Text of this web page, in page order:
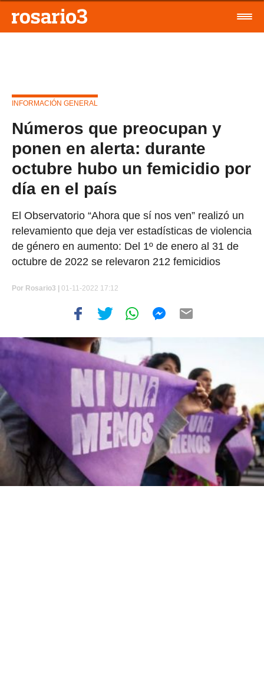
INFORMACIÓN GENERAL
Números que preocupan y
ponen en alerta: durante
octubre hubo un femicidio por
día en el país
El Observatorio “Ahora que sí nos ven” realizó un
relevamiento que deja ver estadísticas de violencia
de género en aumento: Del 1º de enero al 31 de
octubre de 2022 se relevaron 212 femicidios
Por Rosario3 | 01-11-2022 17:12